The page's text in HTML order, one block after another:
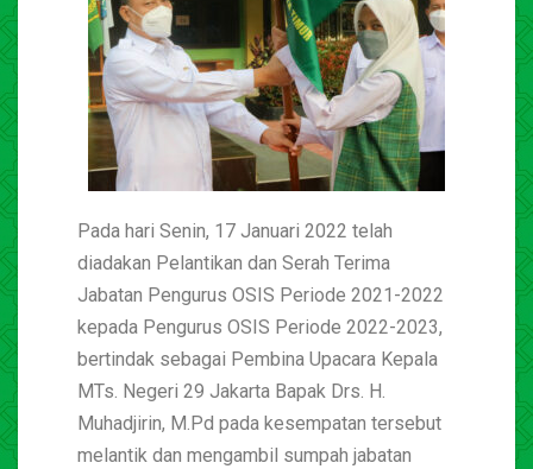
Pada hari Senin, 17 Januari 2022 telah
diadakan Pelantikan dan Serah Terima
Jabatan Pengurus OSIS Periode 2021-2022
kepada Pengurus OSIS Periode 2022-2023,
bertindak sebagai Pembina Upacara Kepala
MTs. Negeri 29 Jakarta Bapak Drs. H.
Muhadjirin, M.Pd pada kesempatan tersebut
melantik dan mengambil sumpah jabatan